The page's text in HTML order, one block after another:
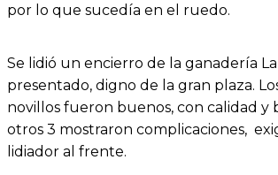
por lo que sucedía en el ruedo.
Se lidió un encierro de la ganadería
presentado, digno de la gran plaza.
novillos fueron buenos, con calidad y
otros 3 mostraron complicaciones,
lidiador al frente.